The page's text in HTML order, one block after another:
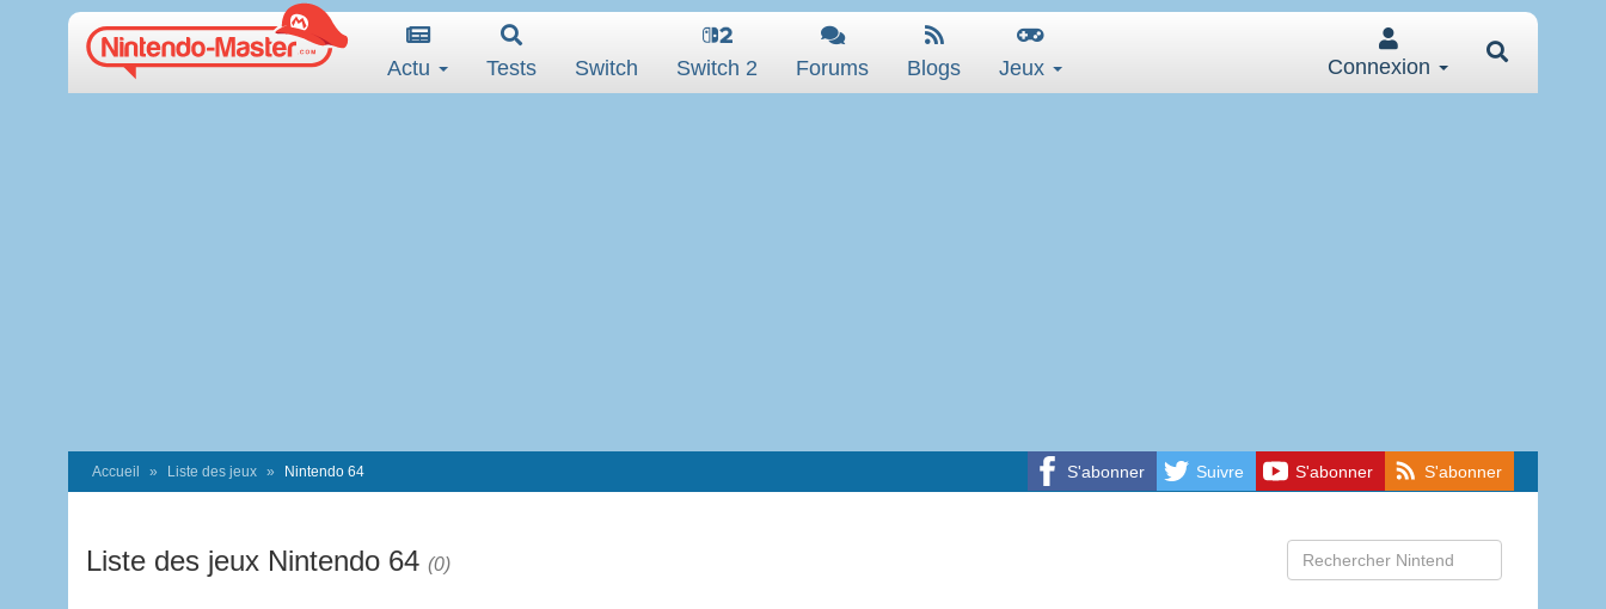
Actu Tests Switch Switch 2 Forums Blogs Jeux Connexion
S'abonner Suivre S'abonner S'abonner
Accueil Liste des jeux Nintendo 64
Liste des jeux Nintendo 64 (0)